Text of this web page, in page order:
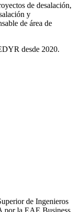
de desalación,
y
de área de
desde 2020.
de Ingenieros
por la EAE Business